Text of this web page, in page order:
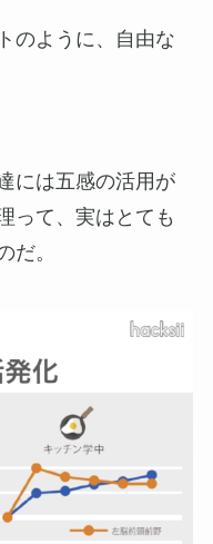
のように、自由な
には五感の活用が
って、実はとても
だ。